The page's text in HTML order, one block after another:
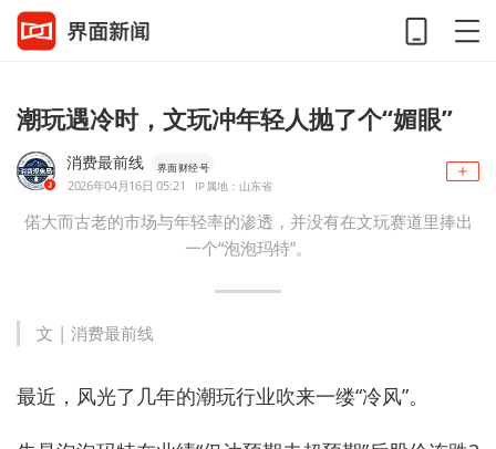
潮玩遇冷时，文玩冲年轻人抛了个“媚眼”
消费最前线 界面财经号
2026年04月16日 05:21 IP属地：山东省
偌大而古老的市场与年轻率的渗透，并没有在文玩赛道里捧出
一个“泡泡玛特”。
文 | 消费最前线
最近，风光了几年的潮玩行业吹来一缕“冷风”。